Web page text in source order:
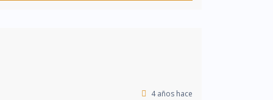
4 años hace